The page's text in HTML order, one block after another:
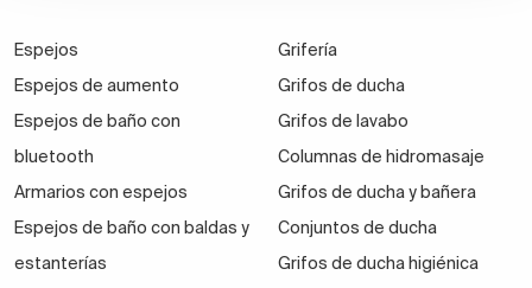
Espejos
Espejos de aumento
Espejos de baño con
bluetooth
Armarios con espejos
Espejos de baño con baldas y
estanterías
Grifería
Grifos de ducha
Grifos de lavabo
Columnas de hidromasaje
Grifos de ducha y bañera
Conjuntos de ducha
Grifos de ducha higiénica